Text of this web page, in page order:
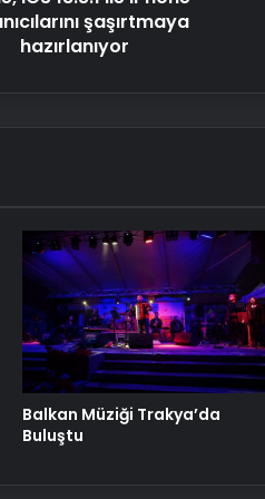
Nedir ? Uetds.com İle Akıllı
Dijital Taşımacılık Yazılımı
Sanayinde Güncel, Doğru
Teknik Haberler
İle Güvenilir Sunucu
şaşırtmaya
hazırlanıyor
Balkan Müziği Trakya’da
Buluştu